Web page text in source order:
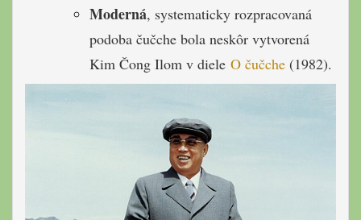
Moderná, systematicky rozpracovaná
podoba čučche bola neskôr vytvorená
Kim Čong Ilom v diele O čučche (1982).